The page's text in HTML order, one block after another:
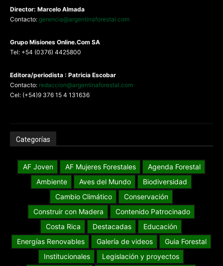
Director: Marcelo Almada
Contacto: gerencia@argentinaforestal.com
Grupo Misiones Online.Com SA
Tel: +54 (0376) 4425800
Editora/periodista : Patricia Escobar
Contacto: redaccion@argentinaforestal.com
Cel: (+54)9 376 15 4 131636
Categorías
AF Joven AF Mujeres Forestales
Agenda Forestal
Ambiente
Aves del Mundo
Biodiversidad
Cambio Climático
Conservación
Construir con Madera
Contenido Patrocinado
Costa Rica
Destacadas
Educación
Energías Renovables
Galería de videos
Guia Forestal
Institucionales
Legislación y proyectos